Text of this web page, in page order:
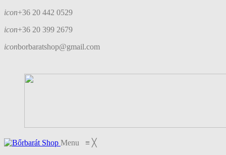
icon+36 20 442 0529
icon+36 20 399 2679
iconborbaratshop@gmail.com
Menu ≡ ╳